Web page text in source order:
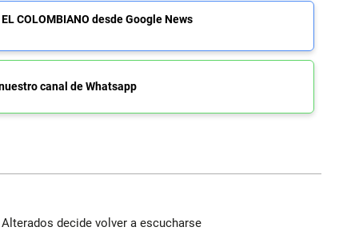
COLOMBIANO desde Google News
canal de Whatsapp
decide volver a escucharse